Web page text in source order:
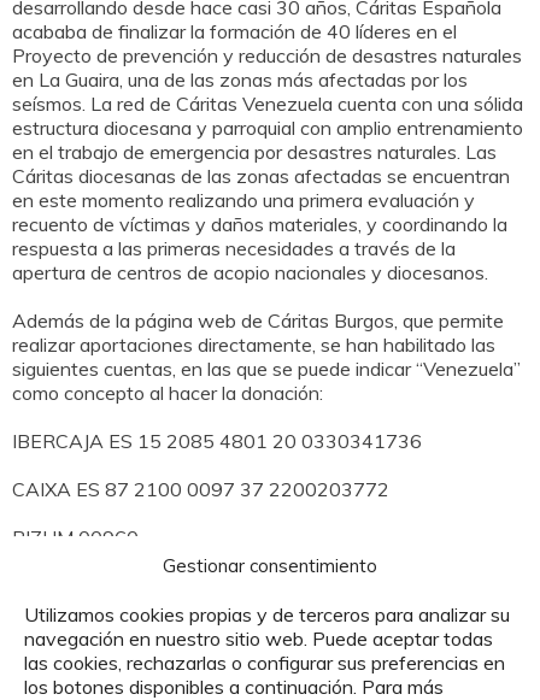
Gestionar consentimiento
Utilizamos cookies propias y de terceros para analizar su
navegación en nuestro sitio web. Puede aceptar todas
las cookies, rechazarlas o configurar sus preferencias en
los botones disponibles a continuación. Para más
desarrollando desde hace casi 30 años, Cáritas Española
acababa de finalizar la formación de 40 líderes en el
Proyecto de prevención y reducción de desastres naturales
en La Guaira, una de las zonas más afectadas por los
seísmos. La red de Cáritas Venezuela cuenta con una sólida
estructura diocesana y parroquial con amplio entrenamiento
en el trabajo de emergencia por desastres naturales. Las
Cáritas diocesanas de las zonas afectadas se encuentran
en este momento realizando una primera evaluación y
recuento de víctimas y daños materiales, y coordinando la
respuesta a las primeras necesidades a través de la
apertura de centros de acopio nacionales y diocesanos.
Además de la página web de Cáritas Burgos, que permite
realizar aportaciones directamente, se han habilitado las
siguientes cuentas, en las que se puede indicar “Venezuela”
como concepto al hacer la donación:
IBERCAJA ES 15 2085 4801 20 0330341736
CAIXA ES 87 2100 0097 37 2200203772
BIZUM 00960
DONAR A VENEZUELA